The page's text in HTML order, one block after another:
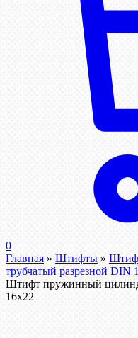
0
Главная » Штифты »
трубчатый разрезной
Штифт пружинный
16х22